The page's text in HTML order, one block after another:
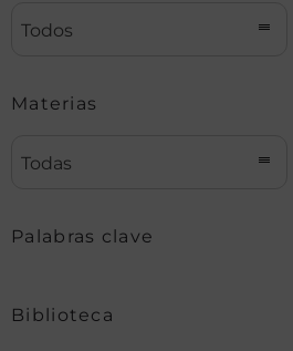
Todos
Materias
Todas
Palabras clave
Biblioteca